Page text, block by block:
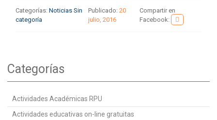
Categorías: Noticias Sin
categoría
Publicado: 20
julio, 2016
Compartir en
Facebook:
Categorías
Actividades Académicas RPU
Actividades educativas on-line gratuitas